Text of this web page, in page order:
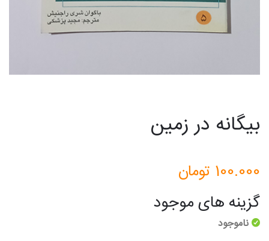
بیگانه در زمین
100.000 تومان
گزینه های موجود
ناموجود